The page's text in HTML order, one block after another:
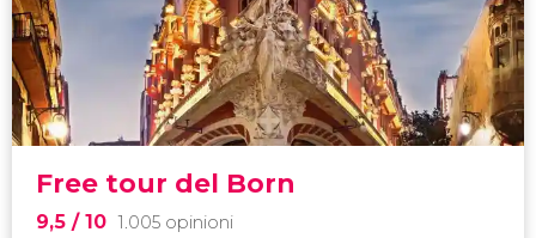
Free tour del Born
9,5 / 10 1.005 opinioni